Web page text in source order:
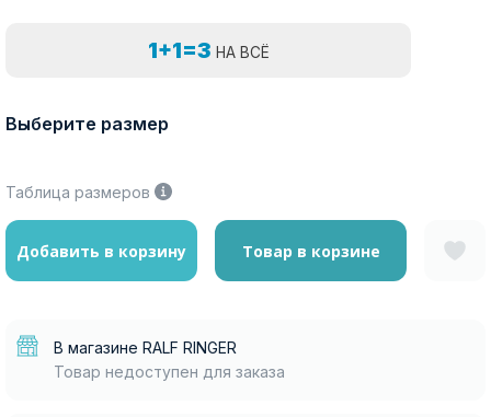
1+1=3 НА ВСЁ
Выберите размер
Таблица размеров
Добавить в корзину Товар в корзине
В магазине RALF RINGER
Товар недоступен для заказа